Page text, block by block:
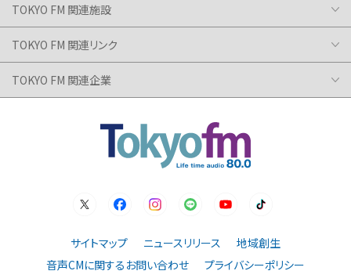
TOKYO FM 関連施設
TOKYO FM 関連リンク
TOKYO FM 関連企業
サイトマップ ニュースリリース
地域創生
音声CMに関するお問い合わせ
プライバシーポリシー